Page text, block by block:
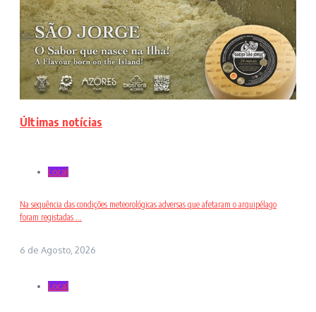
Últimas notícias
Local
Na sequência das condições meteorológicas adversas que afetaram o arquipélago
foram registadas ...
6 de Agosto, 2026
Local